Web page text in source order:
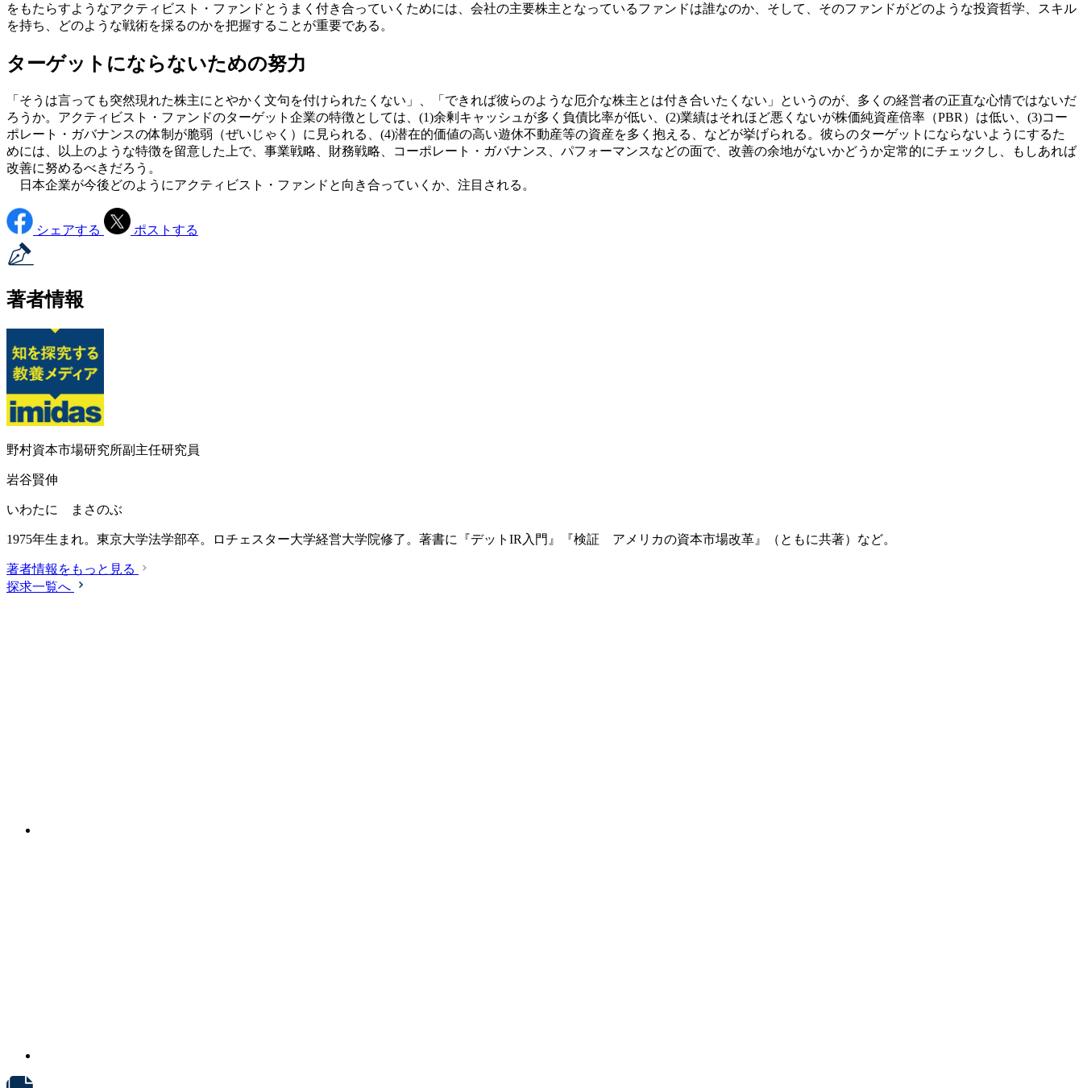
をもたらすようなアクティビスト・ファンドとうまく付き合っていくためには、会社の主要株主となっているファンドは誰なのか、そして、そのファンドがどのような投資哲学、スキル
を持ち、どのような戦術を採るのかを把握することが重要である。
ターゲットにならないための努力
「そうは言っても突然現れた株主にとやかく文句を付けられたくない」、「できれば彼らのような厄介な株主とは付き合いたくない」というのが、多くの経営者の正直な心情ではないだ
ろうか。アクティビスト・ファンドのターゲット企業の特徴としては、(1)余剰キャッシュが多く負債比率が低い、(2)業績はそれほど悪くないが株価純資産倍率（PBR）は低い、(3)コー
ポレート・ガバナンスの体制が脆弱（ぜいじゃく）に見られる、(4)潜在的価値の高い遊休不動産等の資産を多く抱える、などが挙げられる。彼らのターゲットにならないようにするた
めには、以上のような特徴を留意した上で、事業戦略、財務戦略、コーポレート・ガバナンス、パフォーマンスなどの面で、改善の余地がないかどうか定常的にチェックし、もしあれば
改善に努めるべきだろう。
日本企業が今後どのようにアクティビスト・ファンドと向き合っていくか、注目される。
シェアする ポストする
著者情報
野村資本市場研究所副主任研究員
岩谷賢伸
いわたに まさのぶ
1975年生まれ。東京大学法学部卒。ロチェスター大学経営大学院修了。著書に『デットIR入門』『検証 アメリカの資本市場改革』（ともに共著）など。
著者情報をもっと見る
探求一覧へ